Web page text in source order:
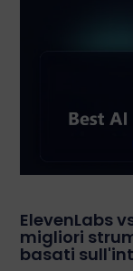
ElevenLabs
migliori
basati